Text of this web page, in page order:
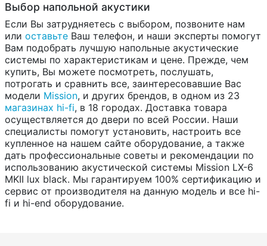
Выбор напольной акустики
Если Вы затрудняетесь с выбором, позвоните нам
или оставьте Ваш телефон, и наши эксперты помогут
Вам подобрать лучшую напольные акустические
системы по характеристикам и цене. Прежде, чем
купить, Вы можете посмотреть, послушать,
потрогать и сравнить все, заинтересовавшие Вас
модели Mission, и других брендов, в одном из 23
магазинах hi-fi, в 18 городах. Доставка товара
осуществляется до двери по всей России. Наши
специалисты помогут установить, настроить все
купленное на нашем сайте оборудование, а также
дать профессиональные советы и рекомендации по
использованию акустической системы Mission LX-6
MKII lux black. Мы гарантируем 100% сертификацию и
сервис от производителя на данную модель и все hi-
fi и hi-end оборудование.